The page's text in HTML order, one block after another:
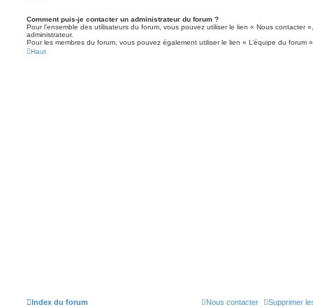
Comment puis-je contacter un administrateur du forum ?
Pour l’ensemble des utilisateurs du forum, vous pouvez utiliser le lien « Nous contacter
administrateur.
Pour les membres du forum, vous pouvez également utiliser le lien « L’équipe du forum
Haut
Index du forum Supprimer
Nous contacter